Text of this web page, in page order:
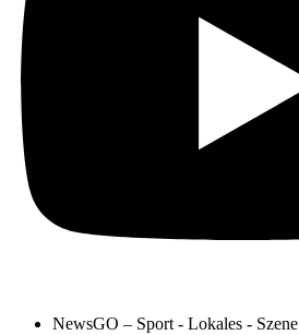
NewsGO – Sport - Lokales - Szene